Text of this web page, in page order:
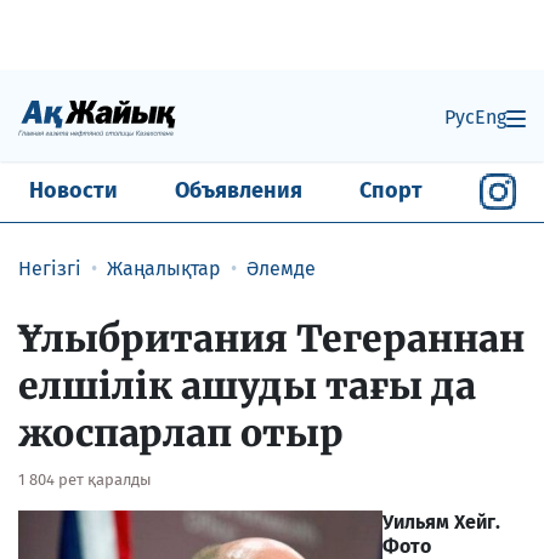
РусEng
Новости Объявления Спорт
Негізгі Жаңалықтар Әлемде
Ұлыбритания Тегераннан
елшілік ашуды тағы да
жоспарлап отыр
1 804 рет қаралды
Уильям Хейг.
Фото